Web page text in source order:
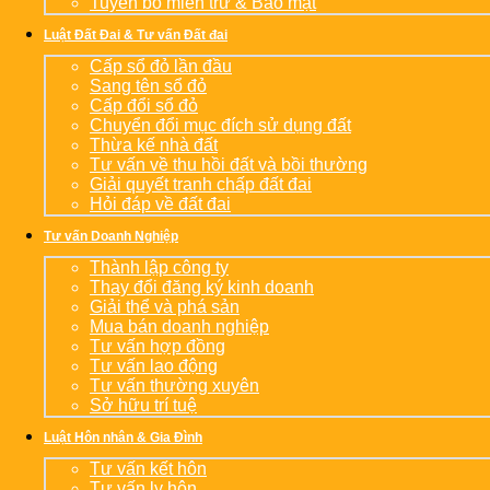
Luật Đất Đai & Tư vấn Đất đai
Cấp sổ đỏ lần đầu
Sang tên sổ đỏ
Cấp đổi sổ đỏ
Chuyển đổi mục đích sử dụng đất
Thừa kế nhà đất
Tư vấn về thu hồi đất và bồi thường
Giải quyết tranh chấp đất đai
Hỏi đáp về đất đai
Tư vấn Doanh Nghiệp
Thành lập công ty
Thay đổi đăng ký kinh doanh
Giải thể và phá sản
Mua bán doanh nghiệp
Tư vấn hợp đồng
Tư vấn lao động
Tư vấn thường xuyên
Sở hữu trí tuệ
Luật Hôn nhân & Gia Đình
Tư vấn kết hôn